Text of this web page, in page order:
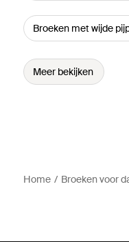
Broeken met wijde
Meer bekijken
Home Broeken voor